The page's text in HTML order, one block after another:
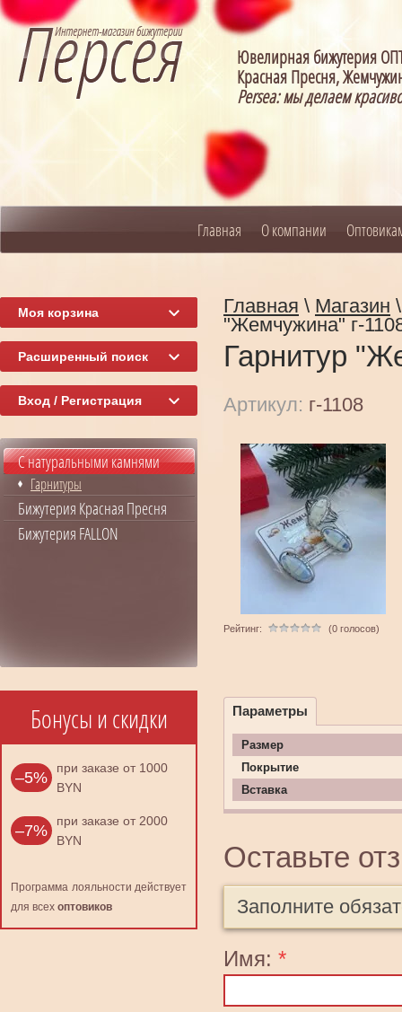
Ювелирная бижутерия
Красная Пресня,
Persea: мы делаем
Главная О компании
Главная \ Магазин
"Жемчужина" г-
Гарнитур
Артикул: г-1108
Рейтинг: (0 голосов)
Параметры
Размер
Покрытие
Вставка
Оставьте
Заполните
Имя: *
Моя корзина
Расширенный поиск
Вход / Регистрация
С натуральными камнями
Гарнитуры
Бижутерия Красная Пресня
Бижутерия FALLON
Бонусы и скидки
–5%
при заказе от 1000
BYN
–7%
при заказе от 2000
BYN
Программа лояльности действует
для всех оптовиков